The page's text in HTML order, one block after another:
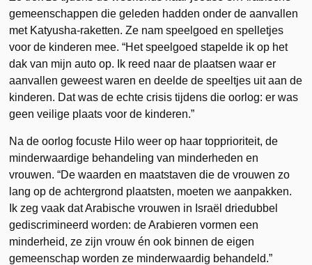
gemeenschappen die geleden hadden onder de aanvallen
met Katyusha-raketten. Ze nam speelgoed en spelletjes
voor de kinderen mee. “Het speelgoed stapelde ik op het
dak van mijn auto op. Ik reed naar de plaatsen waar er
aanvallen geweest waren en deelde de speeltjes uit aan de
kinderen. Dat was de echte crisis tijdens die oorlog: er was
geen veilige plaats voor de kinderen.”
Na de oorlog focuste Hilo weer op haar topprioriteit, de
minderwaardige behandeling van minderheden en
vrouwen. “De waarden en maatstaven die de vrouwen zo
lang op de achtergrond plaatsten, moeten we aanpakken.
Ik zeg vaak dat Arabische vrouwen in Israël driedubbel
gediscrimineerd worden: de Arabieren vormen een
minderheid, ze zijn vrouw én ook binnen de eigen
gemeenschap worden ze minderwaardig behandeld.”